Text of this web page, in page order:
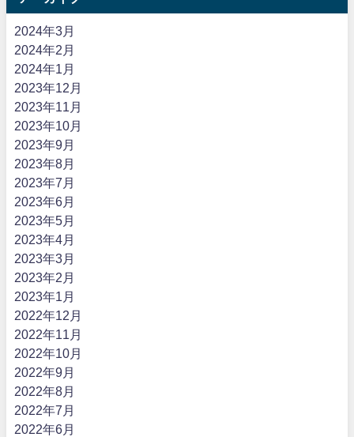
2024年3月
2024年2月
2024年1月
2023年12月
2023年11月
2023年10月
2023年9月
2023年8月
2023年7月
2023年6月
2023年5月
2023年4月
2023年3月
2023年2月
2023年1月
2022年12月
2022年11月
2022年10月
2022年9月
2022年8月
2022年7月
2022年6月